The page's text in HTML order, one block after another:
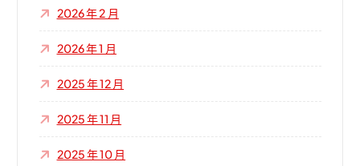
2026 年 2 月
2026 年 1 月
2025 年 12 月
2025 年 11 月
2025 年 10 月